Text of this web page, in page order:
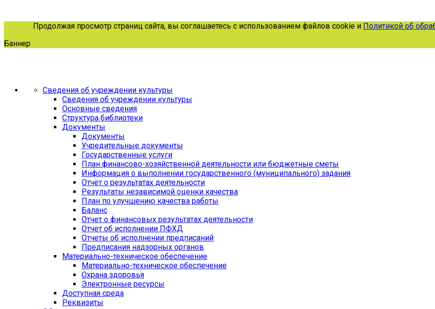
Продолжая просмотр страниц сайта, вы соглашаетесь с использованием файлов cookie иПолитикой об
Баннер
Сведения об учреждении культуры
Сведения об учреждении культуры
Основные сведения
Структура библиотеки
Документы
Документы
Учредительные документы
Государственные услуги
План финансово-хозяйственной деятельности или бюджетные сметы
Информация о выполнении государственного (муниципального) задания
Отчёт о результатах деятельности
Результаты независимой оценки качества
План по улучшению качества работы
Баланс
Отчет о финансовых результатах деятельности
Отчет об исполнении ПФХД
Отчеты об исполнении предписаний
Предписания надзорных органов
Материально-техническое обеспечение
Материально-техническое обеспечение
Охрана здоровья
Электронные ресурсы
Доступная среда
Реквизиты